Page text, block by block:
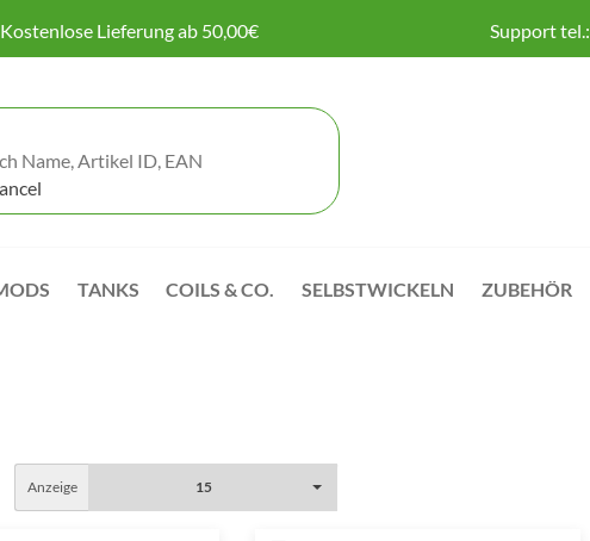
Kostenlose Lieferung ab 50,00€ Support tel.:
TANKS COILS & CO. SELBSTWICKELN ZUBEHÖR
Anzeige 15